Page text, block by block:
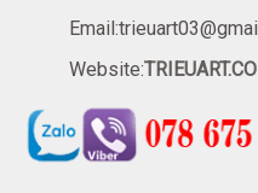
Website: